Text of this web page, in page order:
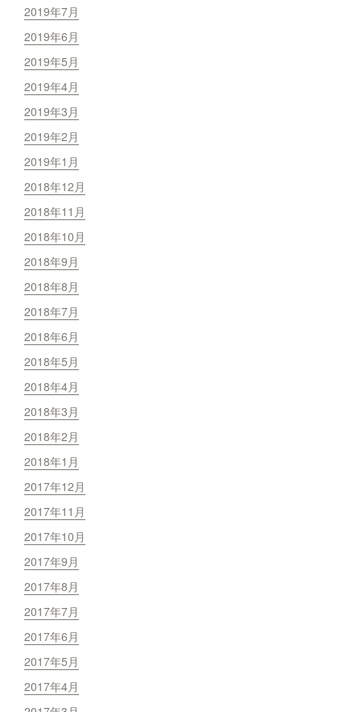
2019年7月
2019年6月
2019年5月
2019年4月
2019年3月
2019年2月
2019年1月
2018年12月
2018年11月
2018年10月
2018年9月
2018年8月
2018年7月
2018年6月
2018年5月
2018年4月
2018年3月
2018年2月
2018年1月
2017年12月
2017年11月
2017年10月
2017年9月
2017年8月
2017年7月
2017年6月
2017年5月
2017年4月